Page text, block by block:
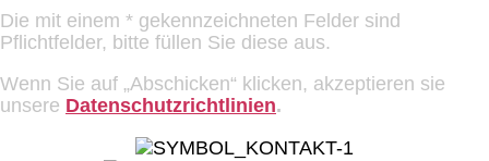
Die mit einem * gekennzeichneten Felder sind
Pflichtfelder, bitte füllen Sie diese aus.
Wenn Sie auf „Abschicken“ klicken, akzeptieren sie
unsere Datenschutzrichtlinien.